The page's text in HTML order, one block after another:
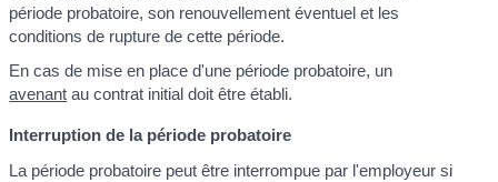
période probatoire, son renouvellement éventuel et les
conditions de rupture de cette période.
En cas de mise en place d'une période probatoire, un
avenant au contrat initial doit être établi.
Interruption de la période probatoire
La période probatoire peut être interrompue par l'employeur si